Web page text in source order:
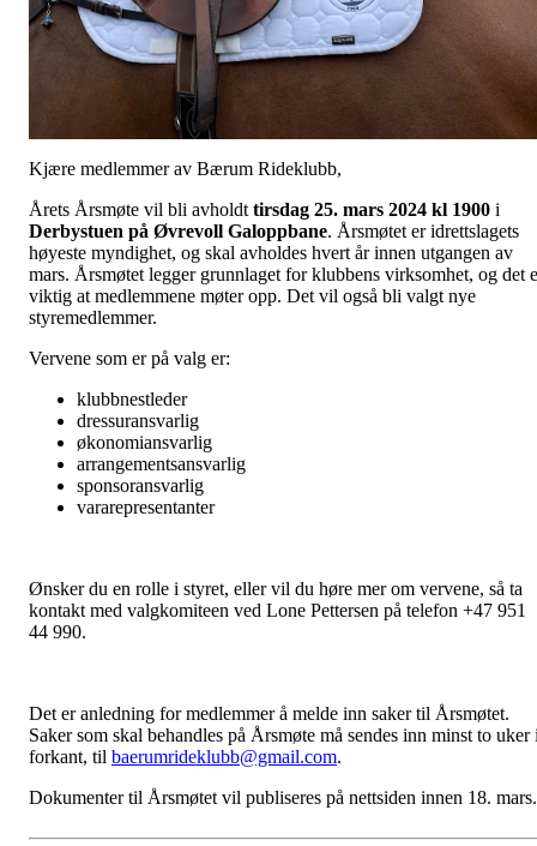
Kjære medlemmer av Bærum Rideklubb,
Årets Årsmøte vil bli avholdt tirsdag 25. mars 2024 kl 1900 i
Derbystuen på Øvrevoll Galoppbane. Årsmøtet er idrettslagets
høyeste myndighet, og skal avholdes hvert år innen utgangen av
mars. Årsmøtet legger grunnlaget for klubbens virksomhet, og det
viktig at medlemmene møter opp. Det vil også bli valgt nye
styremedlemmer.
Vervene som er på valg er:
klubbnestleder
dressuransvarlig
økonomiansvarlig
arrangementsansvarlig
sponsoransvarlig
vararepresentanter
Ønsker du en rolle i styret, eller vil du høre mer om vervene, så ta
kontakt med valgkomiteen ved Lone Pettersen på telefon +47 951
44 990.
Det er anledning for medlemmer å melde inn saker til Årsmøtet.
Saker som skal behandles på Årsmøte må sendes inn minst to uker
forkant, til baerumrideklubb@gmail.com.
Dokumenter til Årsmøtet vil publiseres på nettsiden innen 18. mars.